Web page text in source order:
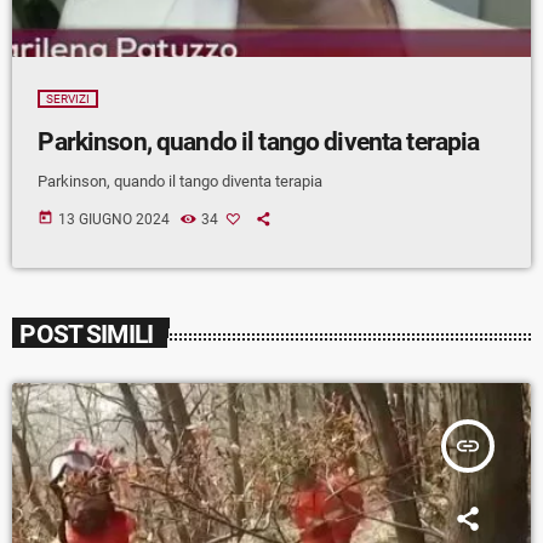
SERVIZI
Parkinson, quando il tango diventa terapia
Parkinson, quando il tango diventa terapia
today 13 GIUGNO 2024 34
POST SIMILI
insert_link